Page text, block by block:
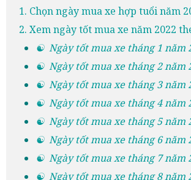
1. Chọn ngày mua xe hợp tuổi năm
2. Xem ngày tốt mua xe năm 2022
☯ Ngày tốt mua xe tháng 1 năm
☯ Ngày tốt mua xe tháng 2 năm
☯ Ngày tốt mua xe tháng 3 năm
☯ Ngày tốt mua xe tháng 4 năm
☯ Ngày tốt mua xe tháng 5 năm
☯ Ngày tốt mua xe tháng 6 năm
☯ Ngày tốt mua xe tháng 7 năm
☯ Ngày tốt mua xe tháng 8 năm